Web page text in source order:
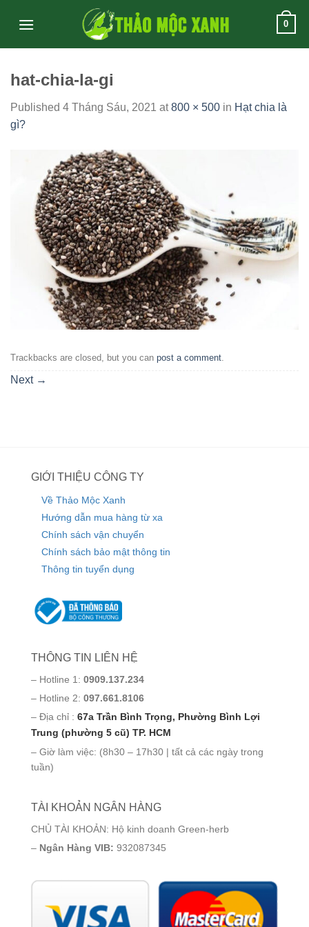
0
hat-chia-la-gi
Published 4 Tháng Sáu, 2021 at800 × 500 in Hạt chia là
gì?
Trackbacks are closed, but you can post a comment
Next →
GIỚI THIỆU CÔNG TY
Về Thảo Mộc Xanh
Hướng dẫn mua hàng từ xa
Chính sách vận chuyển
Chính sách bảo mật thông tin
Thông tin tuyển dụng
THÔNG TIN LIÊN HỆ
– Hotline 1: 0909.137.234
– Hotline 2: 097.661.8106
– Địa chỉ : 67a Trần Bình Trọng, Phường Bình Lợi
Trung (phường 5 cũ) TP. HCM
– Giờ làm việc: (8h30 – 17h30 | tất cả các ngày trong
tuần)
TÀI KHOẢN NGÂN HÀNG
CHỦ TÀI KHOẢN: Hộ kinh doanh Green-herb
– Ngân Hàng VIB: 932087345